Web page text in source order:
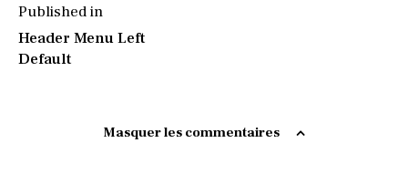
Published in
Header Menu Left
Default
Masquer les commentaires